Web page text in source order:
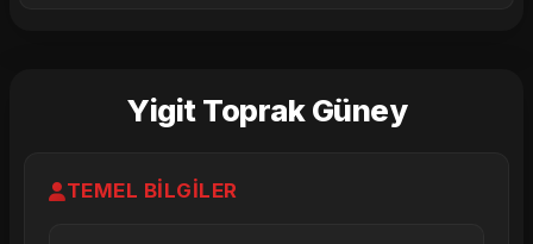
Yigit Toprak Güney
TEMEL BILGILER